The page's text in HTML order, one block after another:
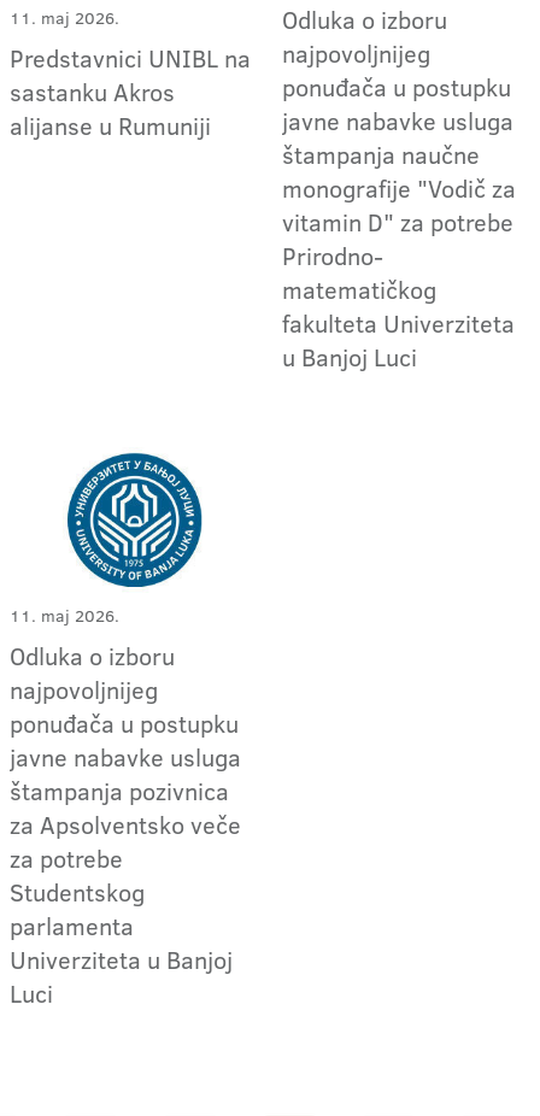
11. maj 2026.
Predstavnici UNIBL na
sastanku Akros
alijanse u Rumuniji
Odluka o izboru
najpovoljnijeg
ponuđača u postupku
javne nabavke usluga
štampanja naučne
monografije "Vodič za
vitamin D" za potrebe
Prirodno-
matematičkog
fakulteta Univerziteta
u Banjoj Luci
11. maj 2026.
Odluka o izboru
najpovoljnijeg
ponuđača u postupku
javne nabavke usluga
štampanja pozivnica
za Apsolventsko veče
za potrebe
Studentskog
parlamenta
Univerziteta u Banjoj
Luci